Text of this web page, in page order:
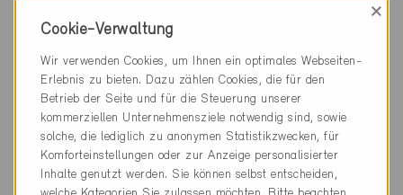
Knacknuss Winterstrom
Im Winter ist erneuerbare, saubere Energie für die vielen
zusätzlich installierten Wärmepumpen ein knappes Gut.
Im Sommer dagegen ist Strom dank Photovoltaik
zeitweise im Überschuss vorhanden. Wir müssen daher
Cookie-Verwaltung
×
Wir verwenden Cookies, um Ihnen ein optimales Webseiten-
Erlebnis zu bieten. Dazu zählen Cookies, die für den
Betrieb der Seite und für die Steuerung unserer
kommerziellen Unternehmensziele notwendig sind, sowie
solche, die lediglich zu anonymen Statistikzwecken, für
Komforteinstellungen oder zur Anzeige personalisierter
Inhalte genutzt werden. Sie können selbst entscheiden,